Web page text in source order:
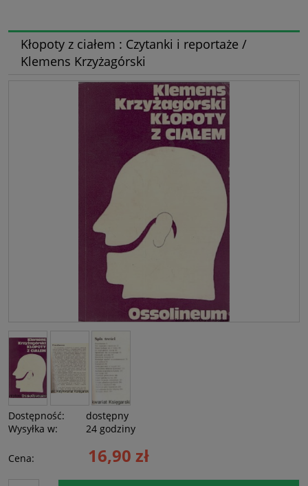
Kłopoty z ciałem : Czytanki i reportaże /
Klemens Krzyżagórski
Dostępność:
dostępny
Wysyłka w:
24 godziny
Cena: 16,90 zł